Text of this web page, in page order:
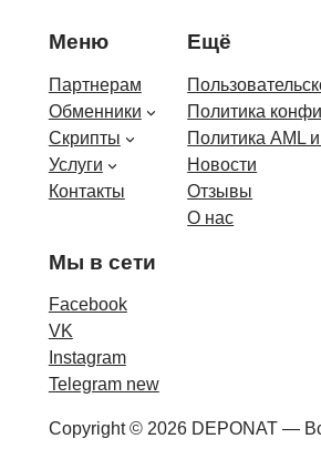
Меню
Партнерам
Обменники
Скрипты
Услуги
Контакты
Ещё
Политика
Политика AML
Новости
Отзывы
О нас
Мы в сети
Facebook
VK
Instagram
Telegram new
Copyright © 2026 DEPONAT —